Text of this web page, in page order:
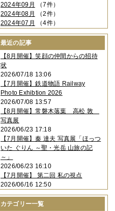
2024年09月
（7件）
2024年08月
（2件）
2024年07月
（4件）
2024年06月（4件）
2024年04月
2024年03月（3件）
2024年02月（2件）
2023年12月
2023年11月 （4件）
2023年10月（3件）
2023年09月（4件）
2023年08月 （1件）
2023年06月（3件）
2023年05月
2023年04月 （2件）
2023年03月（5件）
2023年02月（3件）
2023年01月
2022年12月 （3件）
2022年11月（2件）
2022年10月（4件）
2022年09月（2件）
2022年08月
（3件）
最近の記事
【8月開催】笑顔の仲間からの招待
状
2026/07/18 13:06
【7月開催】鉄道物語 Railway
Photo Exhibtion 2026
2026/07/08 13:57
【8月開催】常磐木落葉 高松 敦
写真展
2026/06/23 17:18
【7月開催】秦 達夫 写真展「ほっつ
いた ぐりん ～聖・光岳 山旅の記
～」
2026/06/23 16:10
【7月開催】 第二回 私の視点
2026/06/16 12:50
カテゴリー一覧